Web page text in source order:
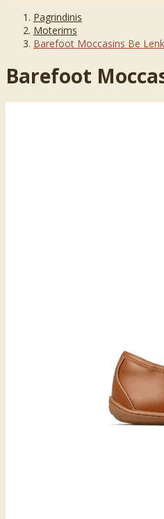
Pagrindinis
Moterims
Barefoot Moccasins Be
Barefoot